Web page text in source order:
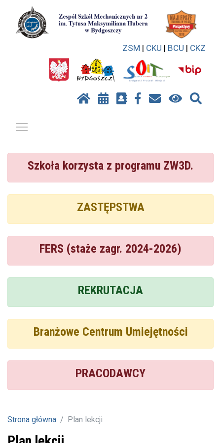
ZSM | CKU | BCU | CKZ
Szkoła korzysta z programu ZW3D.
ZASTĘPSTWA
FERS (staże zagr. 2024-2026)
REKRUTACJA
Branżowe Centrum Umiejętności
PRACODAWCY
Strona główna Plan lekcji